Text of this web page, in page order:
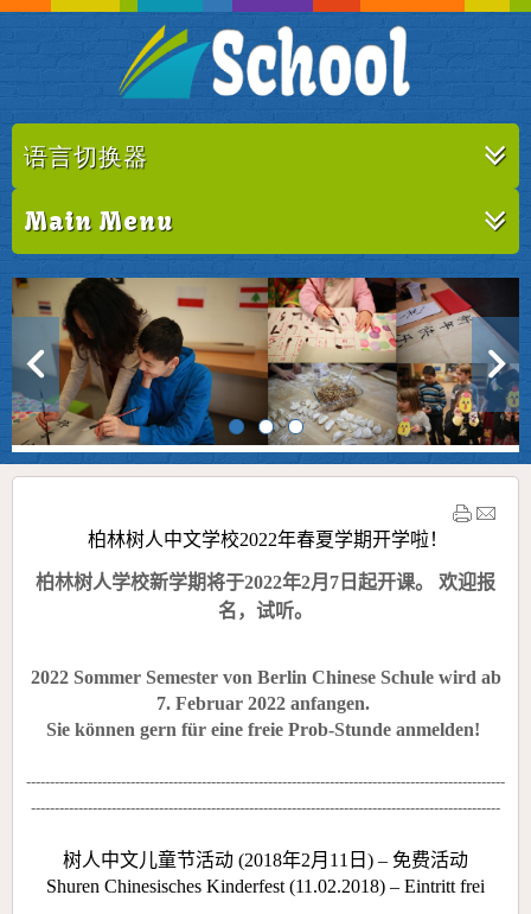
语言切换器
Main Menu
柏林树人中文学校2022年春夏学期开学啦！
柏林树人学校新学期将于2022年2月 7 日起开课。
欢迎报
名，试听。
2022 Sommer Semester von Berlin Chinese Schule wird ab
7. Februar 2022 anfangen.
Sie können gern für eine freie Prob-Stunde anmelden!
-----------------------------------------------------------------------------------------------------
---------------------------------------------------------------------------------------------------
树人中文儿童节活动 (2018年2月 11 日 ) – 免费活动
Shuren Chinesisches Kinderfest (11.02.2018) – Eintritt frei